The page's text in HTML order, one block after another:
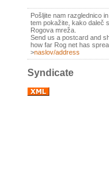
Pošljite nam razglednico
tem pokažite, kako daleč
Rogova mreža.
Send us a postcard and
how far Rog net has
>naslov/address
Syndicate